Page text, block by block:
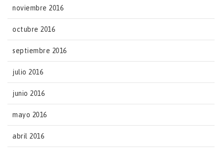
noviembre 2016
octubre 2016
septiembre 2016
julio 2016
junio 2016
mayo 2016
abril 2016